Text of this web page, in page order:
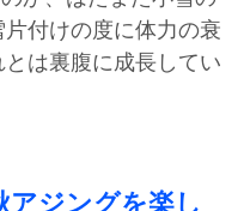
付けの度に体力の衰
は裏腹に成長してい
アジングを楽し